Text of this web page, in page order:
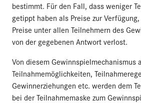
bestimmt. Für den Fall, dass weniger
getippt haben als Preise zur
Preise unter allen Teilnehmern des
von der gegebenen Antwort verlost.
Von diesem Gewinnspielmechanismus
Teilnahmemöglichkeiten,
Gewinnerziehungen etc. werden dem
bei der Teilnahmemaske zum